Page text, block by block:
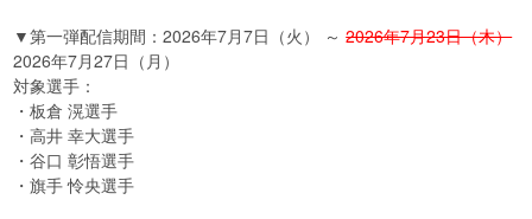
▼第一弾配信期間：2026年7月7日（火） ～2026年7月23日（木）
2026年7月27日（月）
対象選手：
・板倉 滉選手
・高井 幸大選手
・谷口 彰悟選手
・旗手 怜央選手